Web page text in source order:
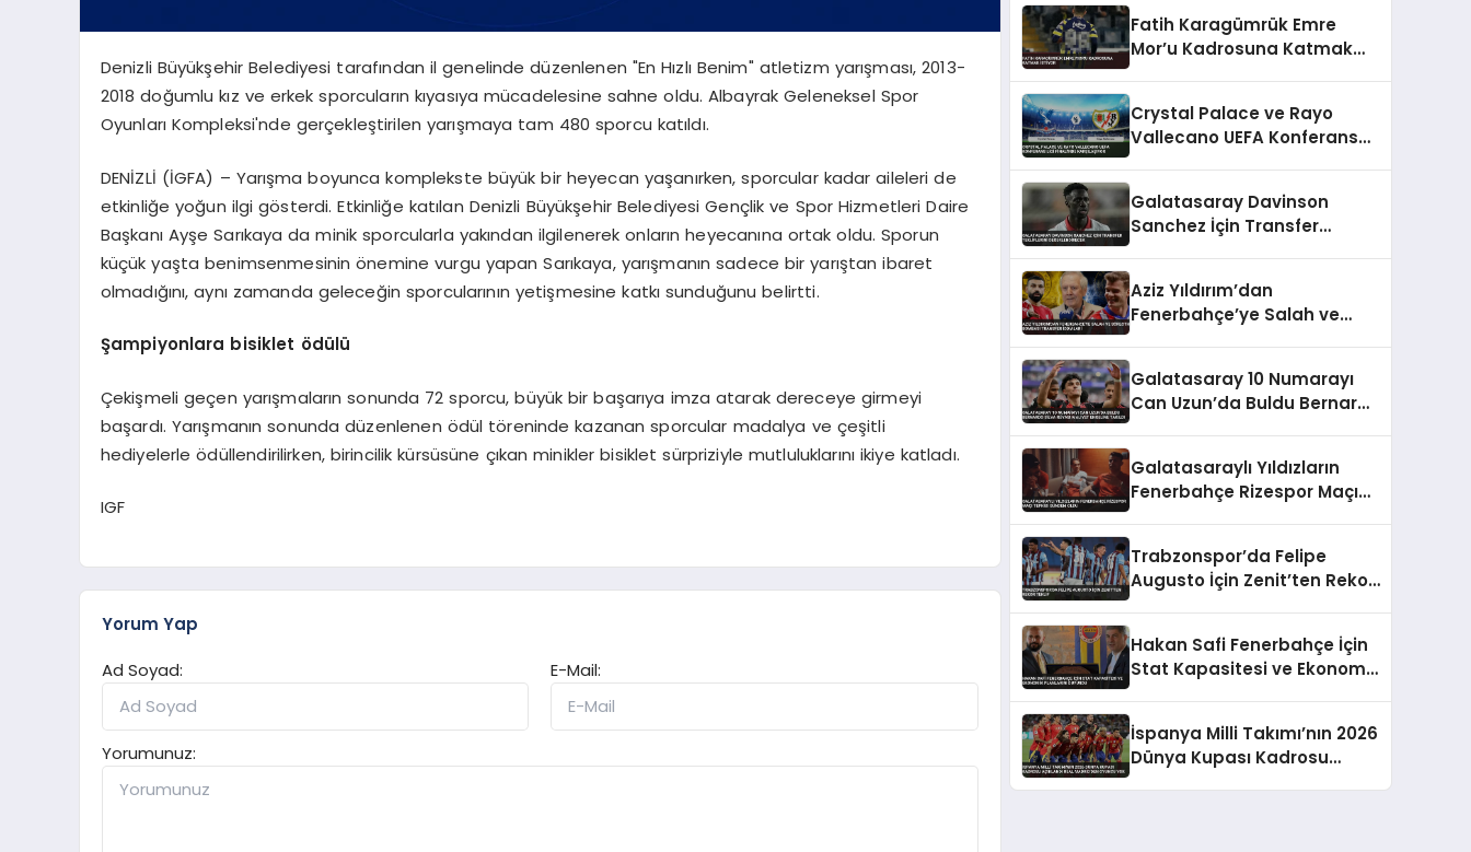
Denizli Büyükşehir Belediyesi tarafından il genelinde düzenlenen "En Hızlı Benim" atletizm yarışması, 2013-
2018 doğumlu kız ve erkek sporcuların kıyasıya mücadelesine sahne oldu. Albayrak Geleneksel Spor
Oyunları Kompleksi'nde gerçekleştirilen yarışmaya tam 480 sporcu katıldı.
DENİZLİ (İGFA) – Yarışma boyunca komplekste büyük bir heyecan yaşanırken, sporcular kadar aileleri de
etkinliğe yoğun ilgi gösterdi. Etkinliğe katılan Denizli Büyükşehir Belediyesi Gençlik ve Spor Hizmetleri Daire
Başkanı Ayşe Sarıkaya da minik sporcularla yakından ilgilenerek onların heyecanına ortak oldu. Sporun
küçük yaşta benimsenmesinin önemine vurgu yapan Sarıkaya, yarışmanın sadece bir yarıştan ibaret
olmadığını, aynı zamanda geleceğin sporcularının yetişmesine katkı sunduğunu belirtti.
Şampiyonlara bisiklet ödülü
Çekişmeli geçen yarışmaların sonunda 72 sporcu, büyük bir başarıya imza atarak dereceye girmeyi
başardı. Yarışmanın sonunda düzenlenen ödül töreninde kazanan sporcular madalya ve çeşitli
hediyelerle ödüllendirilirken, birincilik kürsüsüne çıkan minikler bisiklet sürpriziyle mutluluklarını ikiye katladı.
IGF
Yorum Yap
Ad Soyad:
E-Mail:
Yorumunuz:
Fatih Karagümrük Emre
Mor’u Kadrosuna Katmak
Crystal Palace ve Rayo
Vallecano UEFA Konferans
Galatasaray Davinson
Sanchez İçin Transfer
Aziz Yıldırım’dan
Fenerbahçe’ye Salah ve
Galatasaray 10 Numarayı
Can Uzun’da Buldu Bernardo
Galatasaraylı Yıldızların
Fenerbahçe Rizespor Maçı
Trabzonspor’da Felipe
Augusto İçin Zenit’ten Rekor
Hakan Safi Fenerbahçe İçin
Stat Kapasitesi ve Ekonomik
İspanya Milli Takımı’nın 2026
Dünya Kupası Kadrosu